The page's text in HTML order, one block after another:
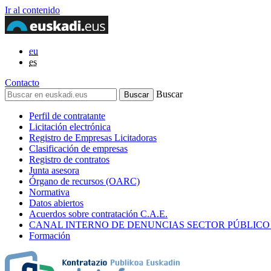
Ir al contenido
eu
es
Contacto
Buscar
Perfil de contratante
Licitación electrónica
Registro de Empresas Licitadoras
Clasificación de empresas
Registro de contratos
Junta asesora
Órgano de recursos (OARC)
Normativa
Datos abiertos
Acuerdos sobre contratación C.A.E.
CANAL INTERNO DE DENUNCIAS SECTOR
Formación